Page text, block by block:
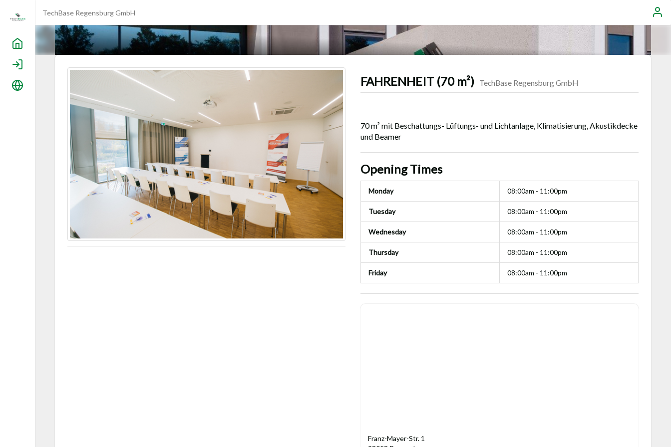
Home
TechBase Regensburg GmbH
FAHRENHEIT (70 m²) TechBase Regensburg GmbH
70 m² mit Beschattungs- Lüftungs- und Lichtanlage, Klimatisierung, Akustikdecke
und Beamer
Opening Times
Monday 08:00am - 11:00pm
Tuesday 08:00am - 11:00pm
Wednesday 08:00am - 11:00pm
Thursday 08:00am - 11:00pm
Friday 08:00am - 11:00pm
Franz-Mayer-Str. 1